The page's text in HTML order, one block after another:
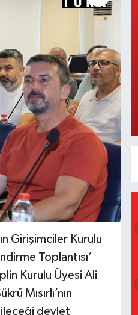
Girişimciler Kurulu
Toplantısı’
Kurulu Üyesi Ali
Mısırlı’nın
devlet